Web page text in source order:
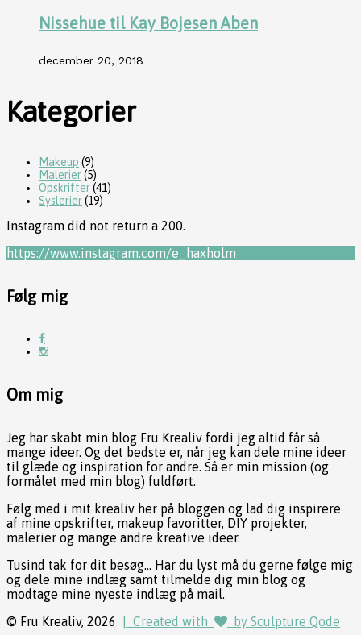
Nissehue til Kay Bojesen Aben
december 20, 2018
Kategorier
Makeup (9)
Malerier(5)
Opskrifter(41)
Syslerier(19)
Instagram did not return a 200.
https://www.instagram.com/e_haxholm
Følg mig
Om mig
Jeg har skabt min blog Fru Krealiv fordi jeg altid får så
mange ideer. Og det bedste er, når jeg kan dele mine ideer
til glæde og inspiration for andre. Så er min mission (og
formålet med min blog) fuldført.
Følg med i mit krealiv her på bloggen og lad dig inspirere
af mine opskrifter, makeup favoritter, DIY projekter,
malerier og mange andre kreative ideer.
Tusind tak for dit besøg... Har du lyst må du gerne følge mig
og dele mine indlæg samt tilmelde dig min blog og
modtage mine nyeste indlæg på mail.
© Fru Krealiv, 2026
| Created with by Sculpture Qode